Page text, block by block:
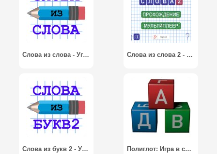
Слова из слова - Угадай слово Слова из слова 2 - Мультиплеер
Слова из букв 2 - Угадай слово Полиглот: Игра в слова